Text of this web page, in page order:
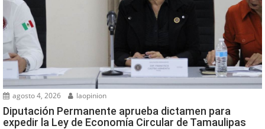
agosto 4, 2026 laopinion
Diputación Permanente aprueba dictamen para
expedir la Ley de Economía Circular de Tamaulipas